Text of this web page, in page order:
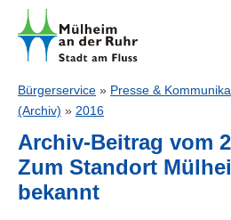
Bürgerservice » Presse &
(Archiv) » 2016
Archiv-Beitrag vom
Zum Standort
bekannt